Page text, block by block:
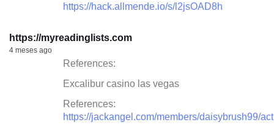
https://hack.allmende.io/s/l2jsOAD8h
https://myreadinglists.com
4 meses ago
References:
Excalibur casino las vegas
References:
https://jackangel.com/members/daisybrush99/